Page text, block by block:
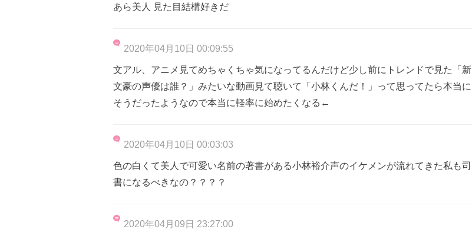
あら美人 見た目結構好きだ
2020年04月10日 00:09:55
文アル、アニメ見てめちゃくちゃ気になってるんだけど少し前にトレンドで見た「新
文豪の声優は誰？」みたいな動画見て聴いて「小林くんだ！」って思ってたら本当に
そうだったようなので本当に軽率に始めたくなる←
2020年04月10日 00:03:03
色の白くて美人で可愛い名前の著書がある小林裕介声のイケメンが流れてきた私も司
書になるべきなの？？？？
2020年04月09日 23:27:00